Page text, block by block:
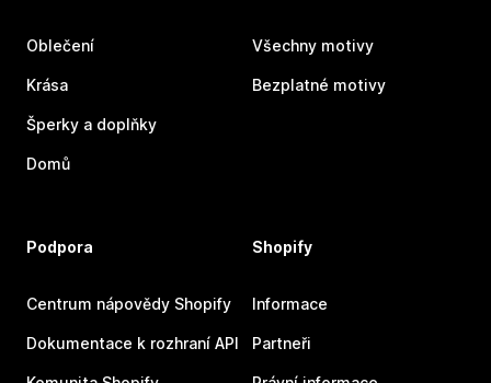
Oblečení
Krása
Šperky a doplňky
Domů
Všechny motivy
Bezplatné motivy
Podpora
Centrum nápovědy Shopify
Dokumentace k rozhraní API
Shopify
Informace
Partneři